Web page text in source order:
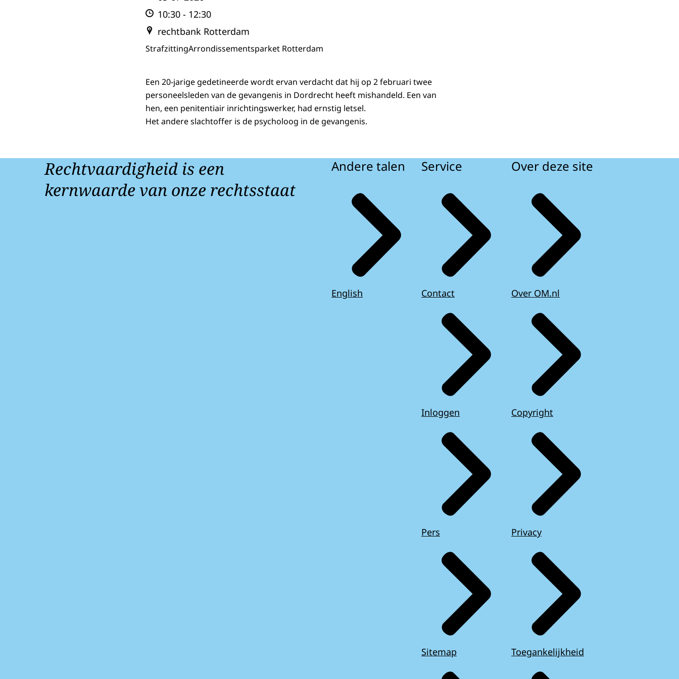
10:30 - 12:30
rechtbank Rotterdam
StrafzittingArrondissementsparket Rotterdam
Een 20-jarige gedetineerde wordt ervan verdacht dat hij op 2 februari twee
personeelsleden van de gevangenis in Dordrecht heeft mishandeld. Een van
hen, een penitentiair inrichtingswerker, had ernstig letsel.
Het andere slachtoffer is de psycholoog in de gevangenis.
Rechtvaardigheid is een
kernwaarde van onze rechtsstaat
Andere talen
English
Service
Contact
Inloggen
Pers
Sitemap
Over deze site
Over OM.nl
Copyright
Privacy
Toegankelijkheid